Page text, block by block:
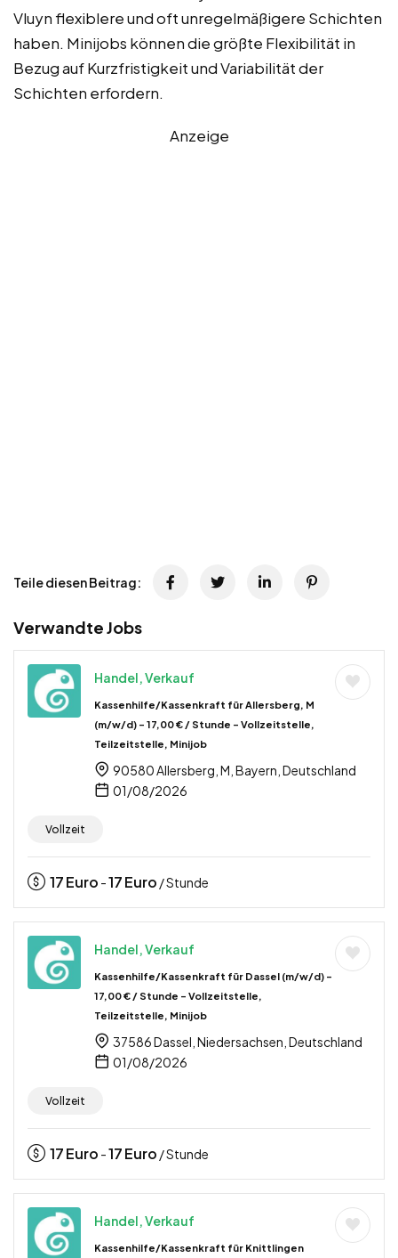
Vluyn flexiblere und oft unregelmäßigere Schichten
haben. Minijobs können die größte Flexibilität in
Bezug auf Kurzfristigkeit und Variabilität der
Schichten erfordern.
Anzeige
Teile diesen Beitrag:
Verwandte Jobs
Handel, Verkauf
Kassenhilfe/Kassenkraft für Allersberg, M
(m/w/d) – 17,00 € / Stunde – Vollzeitstelle,
Teilzeitstelle, Minijob
90580 Allersberg, M, Bayern, Deutschland
01/08/2026
Vollzeit
17Euro -17Euro / Stunde
Handel, Verkauf
Kassenhilfe/Kassenkraft für Dassel (m/w/d) –
17,00 € / Stunde – Vollzeitstelle,
Teilzeitstelle, Minijob
37586 Dassel, Niedersachsen, Deutschland
01/08/2026
Vollzeit
17Euro -17Euro / Stunde
Handel, Verkauf
Kassenhilfe/Kassenkraft für Knittlingen